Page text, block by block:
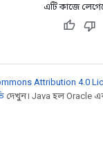
এটি কাজে
Attribution 4.0
দেখুন। Java হল Oracle